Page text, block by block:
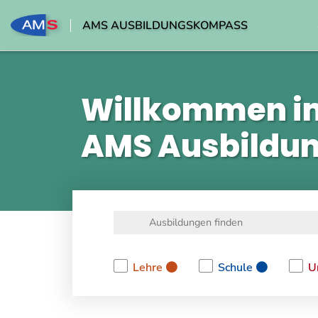
AMS AUSBILDUNGSKOMPASS
Willkommen
AMS
Lehre
Schule